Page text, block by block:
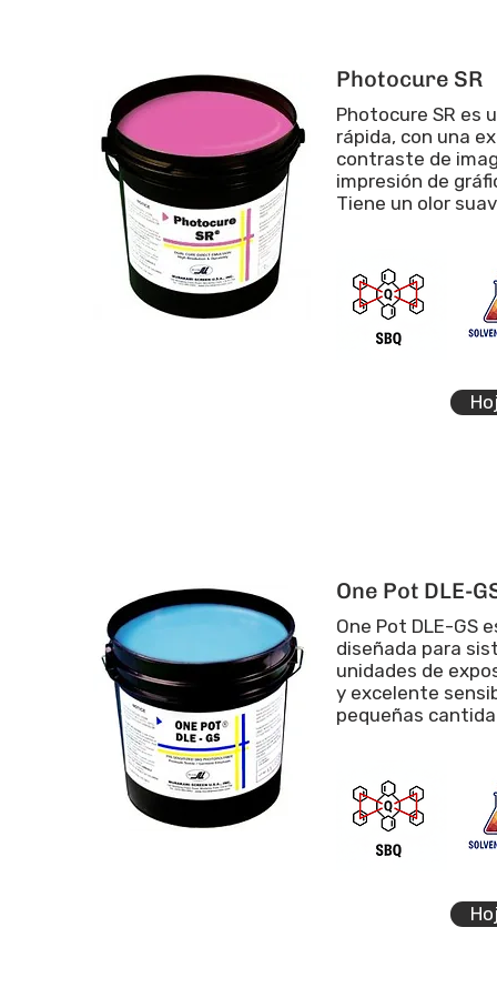
Photocure SR
Photocure SR es
rápida, con una
contraste de
impresión de
Tiene un olor
One Pot DLE-
One Pot DLE-GS
diseñada para
unidades de
y excelente
pequeñas